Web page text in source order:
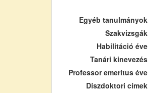
Egyéb tanulmányok
Szakvizsgák
Habilitáció éve
Tanári kinevezés
Professor emeritus éve
Díszdoktori címek